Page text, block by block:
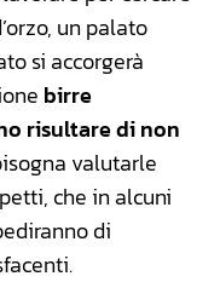
un palato
si accorgerà
birre
risultare di non
valutarle
che in alcuni
di